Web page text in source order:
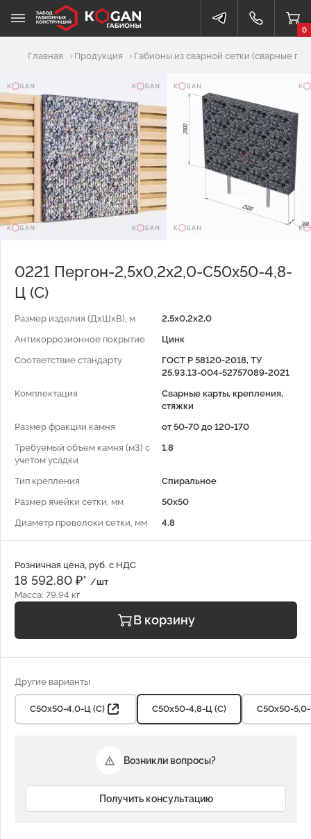
0
Добавлено в корзину
Главная Продукция Габионы из сварной сетки (сварные
0221 Пергон-2,5х0,2х2,0-С50х50-4,8-
Ц (С)
Размер изделия (ДхШхВ), м
2,5x0,2x2,0
Антикоррозионное покрытие
Цинк
Соответствие стандарту
ГОСТ Р 58120-2018, ТУ
25.93.13-004-52757089-2021
Комплектация
Сварные карты, крепления,
стяжки
Размер фракции камня
от 50-70 до 120-170
Требуемый объем камня (м3) с
учетом усадки
1.8
Тип крепления
Спиральное
Размер ячейки сетки, мм
50x50
Диаметр проволоки сетки, мм
4.8
Розничная цена, руб. с НДС
18 592.80 ₽* /шт
Масса: 79.94 кг
В корзину
Другие варианты
С50х50-4,0-Ц (С) С50х50-4,8-Ц (С) С50х50-
Возникли вопросы?
Получить консультацию